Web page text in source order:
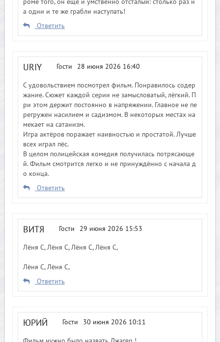
а одни и те же грабли наступать!
Ответить
URIY Гости 28 июня 2026 16:40
С удовольствием посмотрел фильм. Понравилось содер
жание. Сюжет каждой серии не замысловатый, лёгкий. П
ри этом держит постоянно в напряжении. Главное не пе
регружен насилием и садизмом. В некоторых местах на
мекает на сатанизм.
Игра актёров поражает наивностью и простатой. Лучше
всех играл пёс.
В целом полицейская комедия получилась потрясающе
й. Фильм смотрится легко и не принуждённо с начала д
о конца.
Ответить
ВИТЯ Гости 29 июня 2026 15:53
Лёня С, Лёня С, Лёня С, Лёня С,
Лёня С, Лёня С,
Ответить
ЮРИЙ Гости 30 июня 2026 10:11